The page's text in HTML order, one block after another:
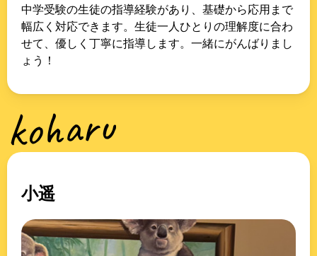
中学受験の生徒の指導経験があり、基礎から応用まで
幅広く対応できます。生徒一人ひとりの理解度に合わ
せて、優しく丁寧に指導します。一緒にがんばりまし
ょう！
koharu
小遥